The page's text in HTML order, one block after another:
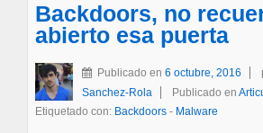
Backdoors, no
abierto esa puerta
Publicado en 6 octubre, 2016
Sanchez-Rola
Publicado en
Etiquetado con: Backdoors- Malware